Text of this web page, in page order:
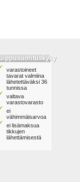
varastoineet
tavarat valmiina
lähetettäväksi 36
tunnissa
valtava
varastovarasto
ei
vähimmäisarvoa
ei lisämaksua
tikkujen
lähettämisestä